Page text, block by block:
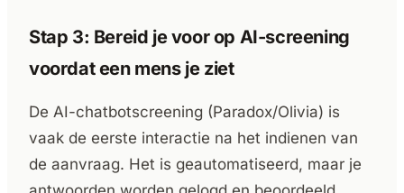
Stap 3: Bereid je voor op AI-screening
voordat een mens je ziet
De AI-chatbotscreening (Paradox/Olivia) is
vaak de eerste interactie na het indienen van
de aanvraag. Het is geautomatiseerd, maar je